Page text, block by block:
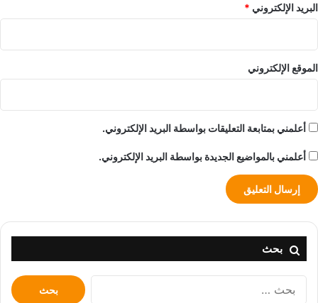
البريد الإلكتروني *
الموقع الإلكتروني
أعلمني بمتابعة التعليقات بواسطة البريد الإلكتروني.
أعلمني بالمواضيع الجديدة بواسطة البريد الإلكتروني.
بحث
البحث
عن: